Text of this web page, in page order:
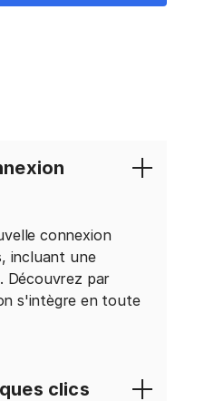
connexion
incluant une
Découvrez par
s'intègre en toute
clics